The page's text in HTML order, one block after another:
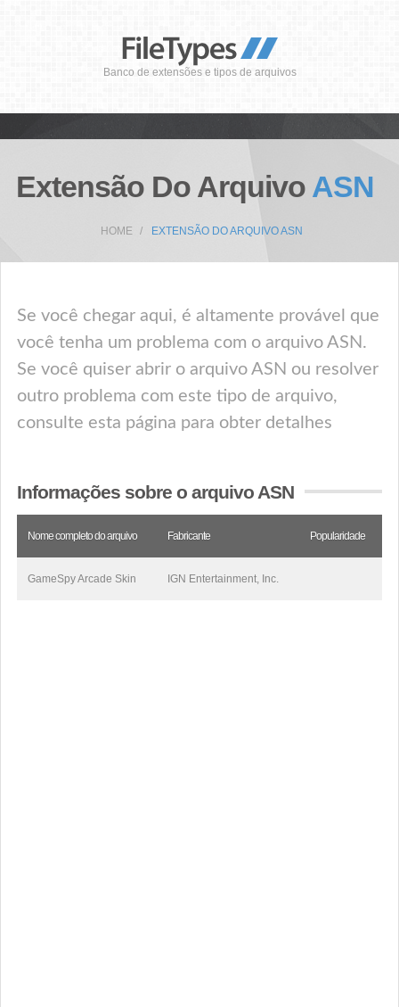
Banco de extensões e tipos de arquivos
Extensão Do Arquivo ASN
HOME EXTENSÃO DO ARQUIVO ASN
Se você chegar aqui, é altamente provável que
você tenha um problema com o arquivo ASN.
Se você quiser abrir o arquivo ASN ou resolver
outro problema com este tipo de arquivo,
consulte esta página para obter detalhes
Informações sobre o arquivo ASN
Nome completo do arquivo Fabricante Popularidade
GameSpy Arcade Skin IGN Entertainment, Inc.